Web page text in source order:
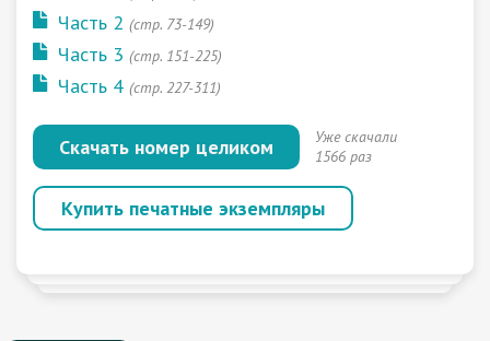
Часть 2 (стр. 73-149)
Часть 3 (стр. 151-225)
Часть 4 (стр. 227-311)
Скачать номер целиком
Уже скачали
1566 раз
Купить печатные экземпляры